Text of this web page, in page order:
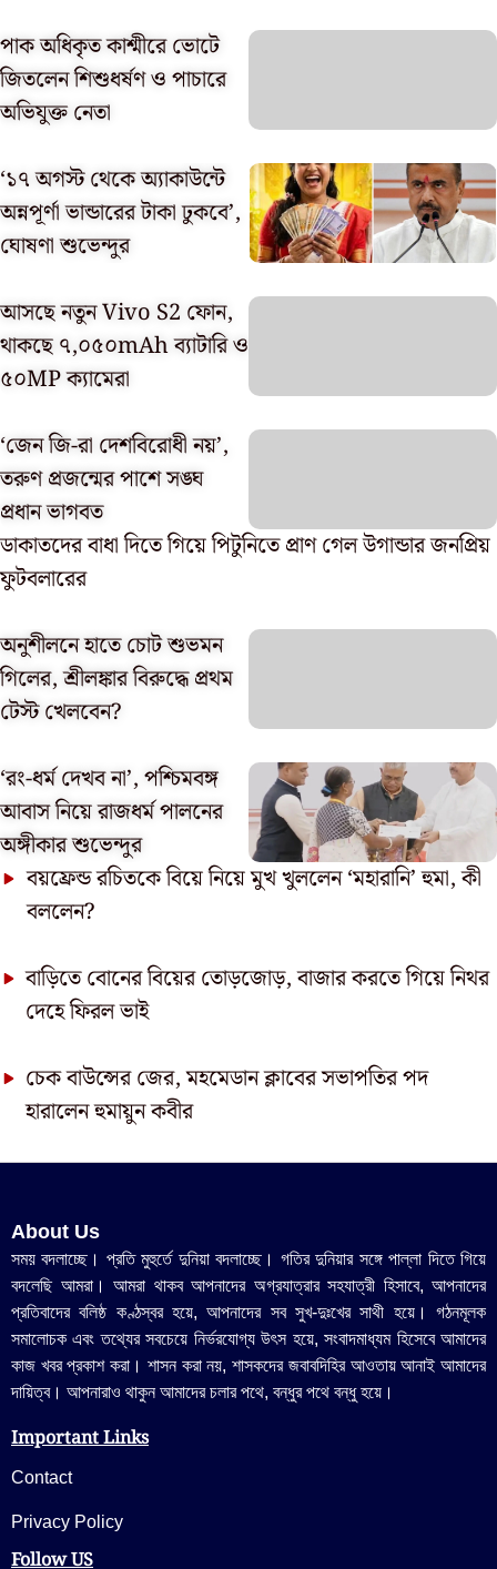
পাক অধিকৃত কাশ্মীরে ভোটে
জিতলেন শিশুধর্ষণ ও পাচারে
অভিযুক্ত নেতা
‘১৭ অগস্ট থেকে অ্যাকাউন্টে
অন্নপূর্ণা ভান্ডারের টাকা ঢুকবে’,
ঘোষণা শুভেন্দুর
আসছে নতুন Vivo S2 ফোন,
থাকছে ৭,০৫০mAh ব্যাটারি ও
৫০MP ক্যামেরা
‘জেন জি-রা দেশবিরোধী নয়’,
তরুণ প্রজন্মের পাশে সঙ্ঘ
প্রধান ভাগবত
ডাকাতদের বাধা দিতে গিয়ে পিটুনিতে প্রাণ গেল উগান্ডার জনপ্রিয়
ফুটবলারের
অনুশীলনে হাতে চোট শুভমন
গিলের, শ্রীলঙ্কার বিরুদ্ধে প্রথম
টেস্ট খেলবেন?
‘রং-ধর্ম দেখব না’, পশ্চিমবঙ্গ
আবাস নিয়ে রাজধর্ম পালনের
অঙ্গীকার শুভেন্দুর
বয়ফ্রেন্ড রচিতকে বিয়ে নিয়ে মুখ খুললেন ‘মহারানি’ হুমা, কী
বললেন?
বাড়িতে বোনের বিয়ের তোড়জোড়, বাজার করতে গিয়ে নিথর
দেহে ফিরল ভাই
চেক বাউন্সের জের, মহমেডান ক্লাবের সভাপতির পদ
হারালেন হুমায়ুন কবীর
About Us
সময় বদলাচ্ছে। প্রতি মুহুর্তে দুনিয়া বদলাচ্ছে। গতির দুনিয়ার সঙ্গে পাল্লা দিতে গিয়ে
বদলেছি আমরা। আমরা থাকব আপনাদের অগ্রযাত্রার সহযাত্রী হিসাবে, আপনাদের
প্রতিবাদের বলিষ্ঠ কণ্ঠস্বর হয়ে, আপনাদের সব সুখ-দুঃখের সাথী হয়ে। গঠনমূলক
সমালোচক এবং তথ্যের সবচেয়ে নির্ভরযোগ্য উ‍ৎস হয়ে, সংবাদমাধ্যম হিসেবে আমাদের
কাজ খবর প্রকাশ করা। শাসন করা নয়, শাসকদের জবাবদিহির আওতায় আনাই আমাদের
দায়িত্ব। আপনারাও থাকুন আমাদের চলার পথে, বন্ধুর পথে বন্ধু হয়ে।
Important Links
Contact
Privacy Policy
Follow US